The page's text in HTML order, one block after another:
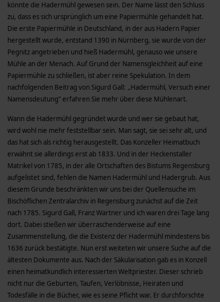
könnte die Hadermühl gewesen sein. Der Name lässt den Schluss
zu, dass es sich ursprünglich um eine Papiermühle gehandelt hat.
Die erste Papiermühle in Deutschland, in der aus Hadern Papier
hergestellt wurde, entstand 1390 in Nürnberg, sie wurde von der
Pegnitz angetrieben und hieß Hadermühl, genauso wie unsere
Mühle an der Menach. Auf Grund der Namensgleichheit auf eine
Papiermühle zu schließen, ist aber reine Spekulation. In dem
nachfolgenden Beitrag von Sigurd Gall: „Hadermühl, Versuch einer
Namensdeutung” erfahren Sie mehr über diese Mühlenart.
Wann die Hadermühl gegründet wurde und wer sie gebaut hat,
wird wohl nie mehr feststellbar sein. Man sagt, sie sei sehr alt, und
das hat sich als richtig herausgestellt. Das Konzeller Heimatbuch
erwähnt sie allerdings erst ab 1833. Und in der Heckenstaller
Matrikel von 1785, in der alle Ortschaften des Bistums Regensburg
aufgelistet sind, fehlen die Namen Hadermühl und Hadergrub. Aus
diesem Grunde beschränkten wir uns bei der Quellensuche im
Bischöflichen Zentralarchiv in Regensburg zunächst auf die Zeit
nach 1785. Sigurd Gall, Franz Wartner und ich waren drei Tage lang
dort. Dabei stießen wir überraschenderweise auf eine
Zusammenstellung, die die Existenz der Hadermühl mindestens bis
1636 zurück bestätigte. Nun erst weiteten wir unsere Suche auf die
ältesten Dokumente aus. Nach der Säkularisation gab es in Konzell
einen heimatkundlich interessierten Weltpriester. Dieser schrieb
nicht nur die Geburten, Taufen, Verlöbnisse, Heiraten und
Todesfälle in die Bücher, wie es seine Pflicht war. Er durchforschte